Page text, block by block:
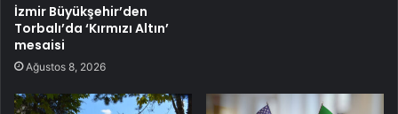
İzmir Büyükşehir’den
Torbalı’da ‘Kırmızı Altın’
mesaisi
Ağustos 8, 2026